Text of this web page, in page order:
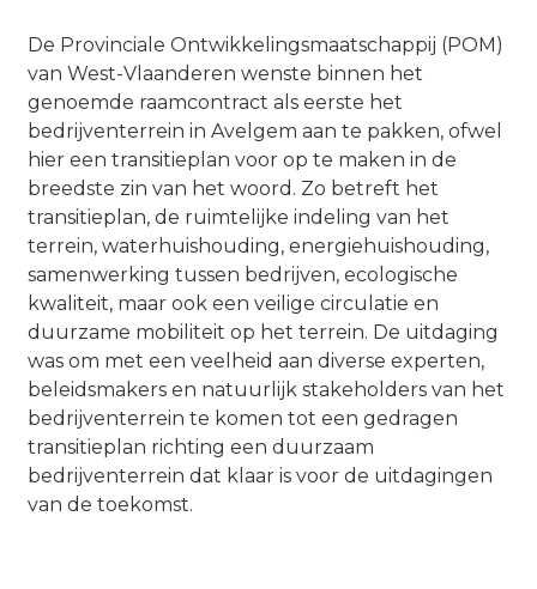
De Provinciale Ontwikkelingsmaatschappij (POM)
van West-Vlaanderen wenste binnen het
genoemde raamcontract als eerste het
bedrijventerrein in Avelgem aan te pakken, ofwel
hier een transitieplan voor op te maken in de
breedste zin van het woord. Zo betreft het
transitieplan, de ruimtelijke indeling van het
terrein, waterhuishouding, energiehuishouding,
samenwerking tussen bedrijven, ecologische
kwaliteit, maar ook een veilige circulatie en
duurzame mobiliteit op het terrein. De uitdaging
was om met een veelheid aan diverse experten,
beleidsmakers en natuurlijk stakeholders van het
bedrijventerrein te komen tot een gedragen
transitieplan richting een duurzaam
bedrijventerrein dat klaar is voor de uitdagingen
van de toekomst.